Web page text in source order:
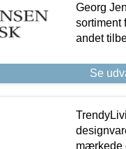
Georg
sortiment
andet
Se
mærkede